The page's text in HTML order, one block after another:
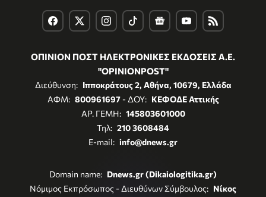
ΟΠΙΝΙΟΝ ΠΟΣΤ ΗΛΕΚΤΡΟΝΙΚΕΣ ΕΚΔΟΣΕΙΣ Α.Ε.
"OPINIONPOST"
Διεύθυνση: Ιπποκράτους 2, Αθήνα, 10679, Ελλάδα
ΑΦΜ: 800961697- ΔΟΥ: ΚΕΦΟΔΕ Αττικής
ΑΡ. ΓΕΜΗ: 145803601000
Τηλ: 210 3608484
E-mail: info@dnews.gr
Domain name: Dnews.gr (Dikaiologitika.gr)
Νόμιμος Εκπρόσωπος - Διευθύνων Σύμβουλος: Νίκος